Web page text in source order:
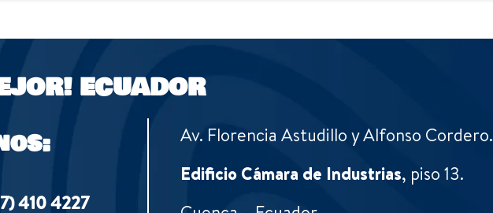
ECUADOR
410 4227
Av. Florencia Astudillo y Alfonso Cordero.
Edificio Cámara de Industrias, piso 13.